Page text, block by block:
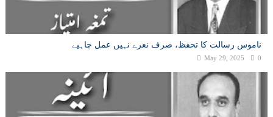
ناموس رسالت کا تحفظ، صرف نعرے نہیں عمل چاہیے
May 29, 2025 0